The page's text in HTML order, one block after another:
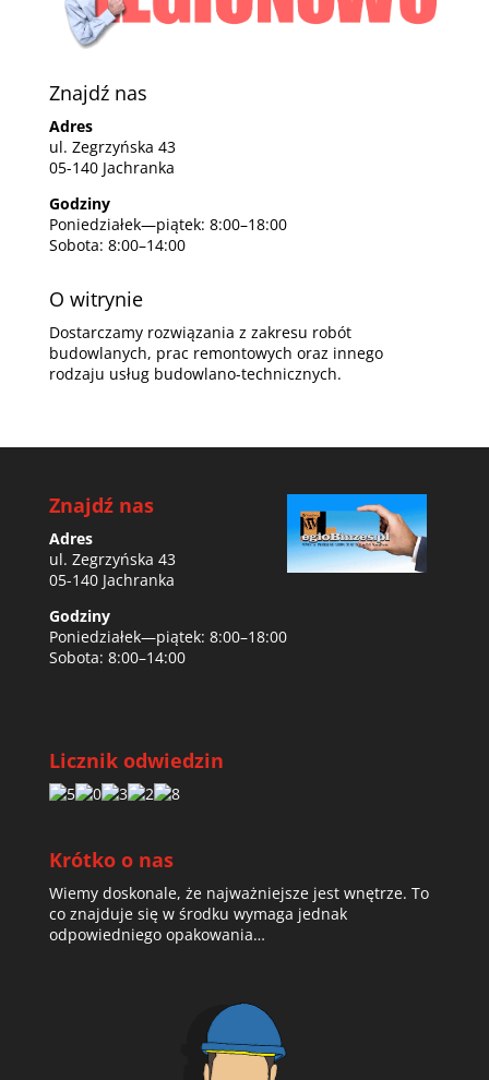
Znajdź nas
Adres
ul. Zegrzyńska 43
05-140 Jachranka
Godziny
Poniedziałek—piątek: 8:00–18:00
Sobota: 8:00–14:00
O witrynie
Dostarczamy rozwiązania z zakresu robót
budowlanych, prac remontowych oraz innego
rodzaju usług budowlano-technicznych.
Znajdź nas
Adres
ul. Zegrzyńska 43
05-140 Jachranka
Godziny
Poniedziałek—piątek: 8:00–18:00
Sobota: 8:00–14:00
Licznik odwiedzin
Krótko o nas
Wiemy doskonale, że najważniejsze jest wnętrze. To
co znajduje się w środku wymaga jednak
odpowiedniego opakowania…